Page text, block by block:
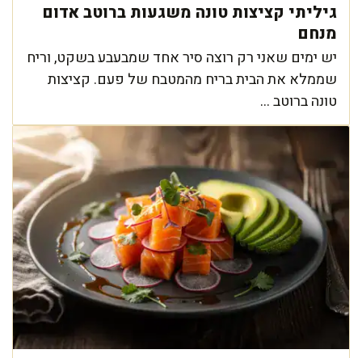
גיליתי קציצות טונה משגעות ברוטב אדום
מנחם
יש ימים שאני רק רוצה סיר אחד שמבעבע בשקט, וריח
שממלא את הבית בריח מהמטבח של פעם. קציצות
טונה ברוטב ...